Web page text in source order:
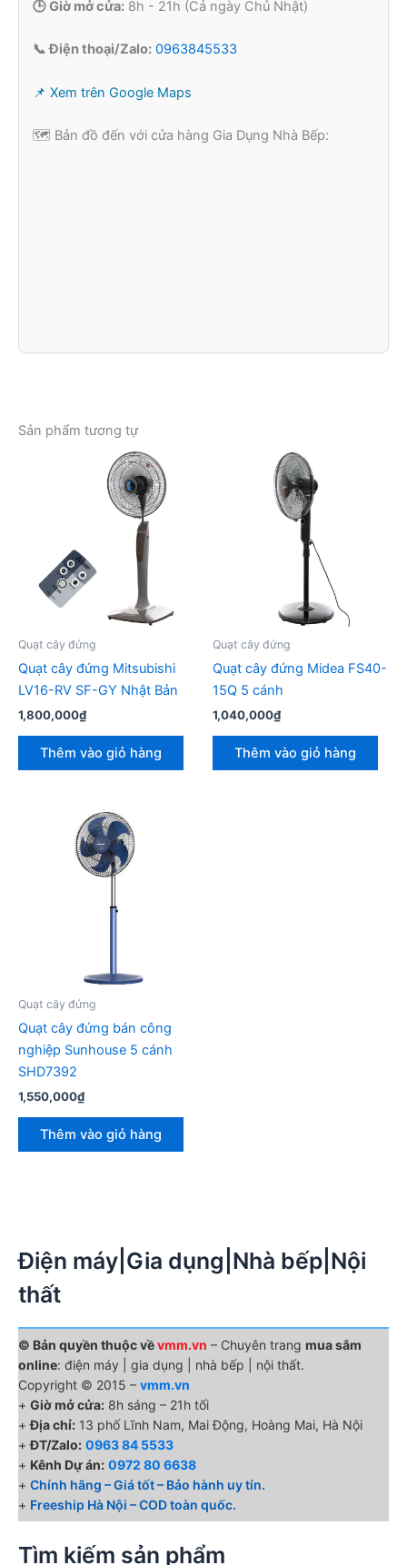
🕒 Giờ mở cửa: 8h - 21h (Cả ngày Chủ Nhật)
📞 Điện thoại/Zalo: 0963845533
📌 Xem trên Google Maps
🗺️ Bản đồ đến với cửa hàng Gia Dụng Nhà Bếp:
Sản phẩm tương tự
Quạt cây đứng
Quạt cây đứng Mitsubishi
LV16-RV SF-GY Nhật Bản
1,800,000₫
Thêm vào giỏ hàng
Quạt cây đứng
Quạt cây đứng Midea FS40-
15Q 5 cánh
1,040,000₫
Thêm vào giỏ hàng
Quạt cây đứng
Quạt cây đứng bán công
nghiệp Sunhouse 5 cánh
SHD7392
1,550,000₫
Thêm vào giỏ hàng
Điện máy|Gia dụng|Nhà bếp|Nội
thất
© Bản quyền thuộc vềvmm.vn – Chuyên trang mua sắm
online: điện máy | gia dụng | nhà bếp | nội thất.
Copyright © 2015 – vmm.vn
+ Giờ mở cửa: 8h sáng – 21h tối
+Địa chỉ: 13 phố Lĩnh Nam, Mai Động, Hoàng Mai, Hà Nội
+ĐT/Zalo: 0963 84 5533
+ Kênh Dự án: 0972 80 6638
+ Chính hãng – Giá tốt – Bảo hành uy tín.
+ Freeship Hà Nội – COD toàn quốc.
Tìm kiếm sản phẩm